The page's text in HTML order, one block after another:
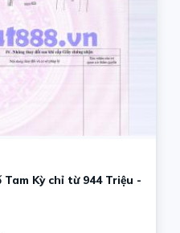
Kỳ chỉ từ 944 Triệu -